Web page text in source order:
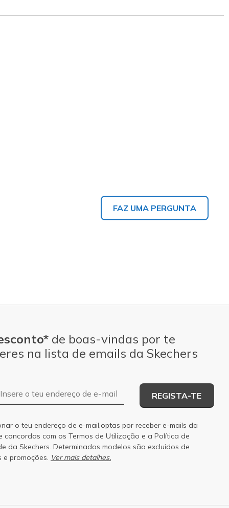
FAZ UMA PERGUNTA
de boas-vindas por te
na lista de emails da Skechers
Endereço de e-mail
REGISTA-TE
o teu endereço de e-mail,optas por receber e-mails da
concordas com os Termos de Utilização e a Política de
da Skechers. Determinados modelos são excluidos de
e promoções. Ver mais detalhes.